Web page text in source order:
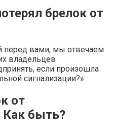
брелок от
перед вами, мы отвечаем
владельцев
если произошла
сигнализации?»
от
Как быть?